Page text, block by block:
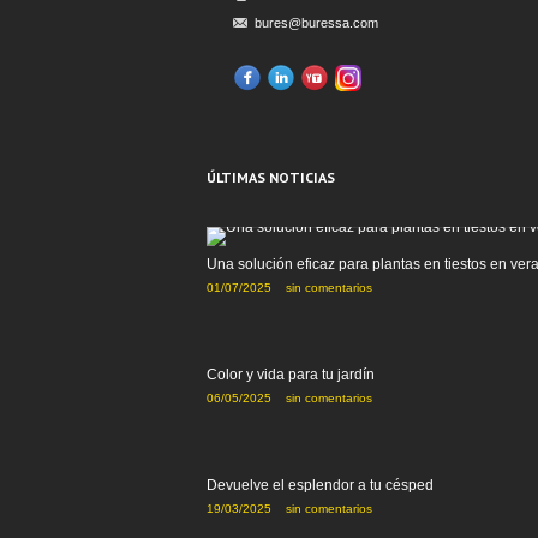
bures@buressa.com
ÚLTIMAS NOTICIAS
Una solución eficaz para plantas en tiestos en
01/07/2025 sin comentarios
Color y vida para tu jardín
06/05/2025 sin comentarios
Devuelve el esplendor a tu césped
19/03/2025 sin comentarios